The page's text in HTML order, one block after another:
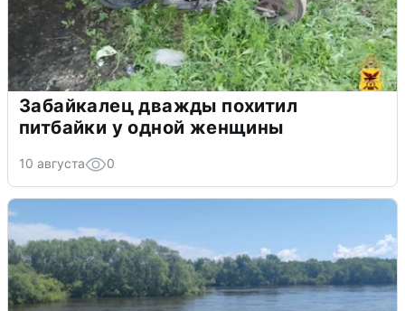
Забайкалец дважды похитил
питбайки у одной женщины
10 августа 0